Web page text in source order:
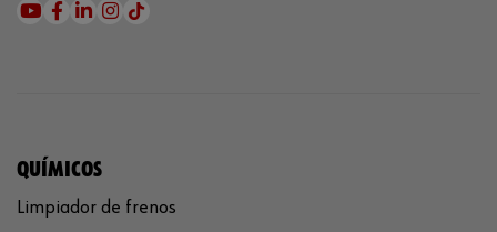
QUÍMICOS
Limpiador de frenos